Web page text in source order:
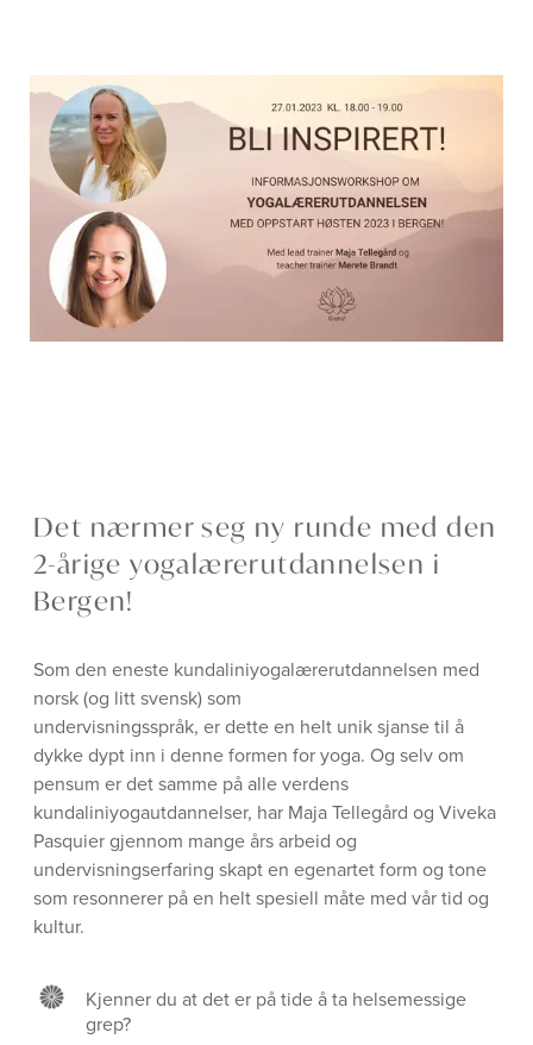
Det nærmer seg ny runde med den
2-årige yogalærerutdannelsen i
Bergen!
Som den eneste kundaliniyogalærerutdannelsen med
norsk (og litt svensk) som
undervisningsspråk, er dette en helt unik sjanse til å
dykke dypt inn i denne formen for yoga. Og selv om
pensum er det samme på alle verdens
kundaliniyogautdannelser, har Maja Tellegård og Viveka
Pasquier gjennom mange års arbeid og
undervisningserfaring skapt en egenartet form og tone
som resonnerer på en helt spesiell måte med vår tid og
kultur.
Kjenner du at det er på tide å ta helsemessige
grep?